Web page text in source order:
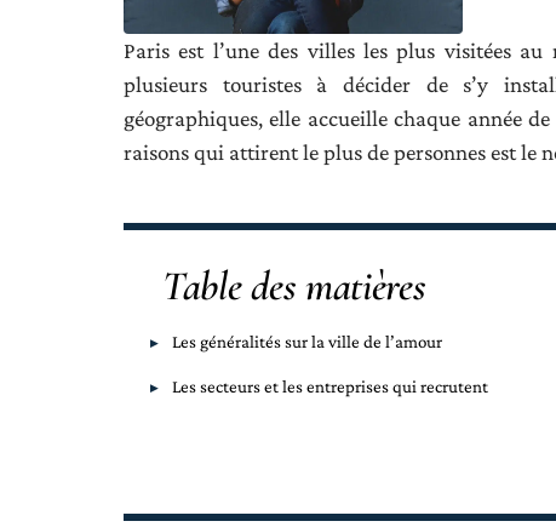
Paris est l’une des villes les plus visitées
plusieurs touristes à décider de s’y
géographiques, elle accueille chaque année
raisons qui attirent le plus de personnes est le
Table des matières
Les généralités sur la ville de l’amour
Les secteurs et les entreprises qui recrutent